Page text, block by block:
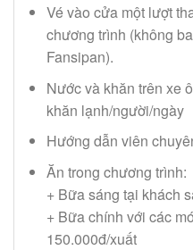
Vé vào cửa một lượt
chương trình (không
Fansipan).
Nước và khăn trên xe
khăn lạnh/người/ngày
Hướng dẫn viên
Ăn trong chương trình:
+ Bữa sáng tại khách
+ Bữa chính với các
150.000đ/xuất